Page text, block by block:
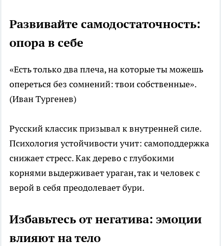
Развивайте самодостаточность:
опора в себе
«Есть только два плеча, на которые ты можешь
опереться без сомнений: твои собственные».
(Иван Тургенев)
Русский классик призывал к внутренней силе.
Психология устойчивости учит: самоподдержка
снижает стресс. Как дерево с глубокими
корнями выдерживает ураган, так и человек с
верой в себя преодолевает бури.
Избавьтесь от негатива: эмоции
влияют на тело